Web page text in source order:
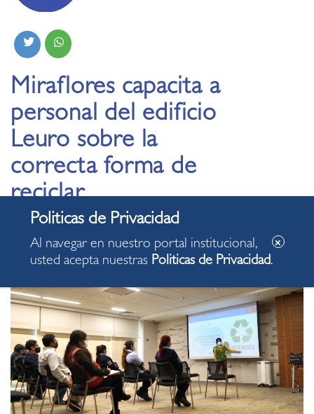
Miraflores capacita a
personal del edificio
Leuro sobre la
correcta forma de
reciclar
21.09.2021
Al navegar en nuestro portal institucional,
usted acepta nuestras Politicas de Privacidad.